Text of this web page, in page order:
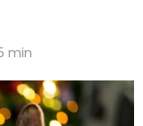
min